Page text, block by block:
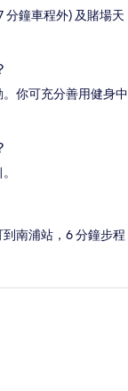
分鐘車程外) 及賭場天
你可充分善用健身中
南浦站，6 分鐘步程